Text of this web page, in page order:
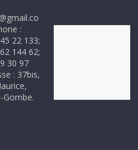
:
22 133;
144 62;
30 97
: 37bis,
Gombe.